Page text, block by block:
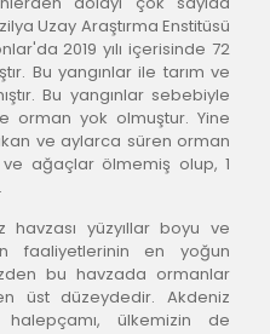
Uzay Araştırma Enstitüsü
2019 yılı içerisinde 72
Bu yangınlar ile tarım ve
Bu yangınlar sebebiyle
orman yok olmuştur. Yine
ve aylarca süren orman
ve ağaçlar ölmemiş olup, 1
havzası yüzyıllar boyu ve
faaliyetlerinin en yoğun
bu havzada ormanlar
üst düzeydedir. Akdeniz
ülkemizin de